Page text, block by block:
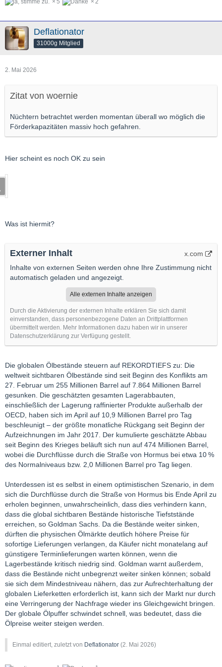
5 2
Deflationator
31000g Mitglied
2. Mai 2026
Zitat von woernie
Nüchtern betrachtet werden momentan überall wo möglich die
Förderkapazitäten massiv hoch gefahren.
Hier scheint es noch OK zu sein
Was ist hiermit?
Externer Inhalt
x.com
Inhalte von externen Seiten werden ohne Ihre Zustimmung nicht
automatisch geladen und angezeigt.
Alle externen Inhalte anzeigen
Durch die Aktivierung der externen Inhalte erklären Sie sich damit
einverstanden, dass personenbezogene Daten an Drittplattformen
übermittelt werden. Mehr Informationen dazu haben wir in unserer
Datenschutzerklärung zur Verfügung gestellt.
Die globalen Ölbestände steuern auf REKORDTIEFS zu: Die
weltweit sichtbaren Ölbestände sind seit Beginn des Konflikts am
27. Februar um 255 Millionen Barrel auf 7.864 Millionen Barrel
gesunken. Die geschätzten gesamten Lagerabbauten,
einschließlich der Lagerung raffinierter Produkte außerhalb der
OECD, haben sich im April auf 10,9 Millionen Barrel pro Tag
beschleunigt – der größte monatliche Rückgang seit Beginn der
Aufzeichnungen im Jahr 2017. Der kumulierte geschätzte Abbau
seit Beginn des Krieges beläuft sich nun auf 474 Millionen Barrel,
wobei die Durchflüsse durch die Straße von Hormus bei etwa 10 %
des Normalniveaus bzw. 2,0 Millionen Barrel pro Tag liegen.
Unterdessen ist es selbst in einem optimistischen Szenario, in dem
sich die Durchflüsse durch die Straße von Hormus bis Ende April zu
erholen beginnen, unwahrscheinlich, dass dies verhindern kann,
dass die global sichtbaren Bestände historische Tiefststände
erreichen, so Goldman Sachs. Da die Bestände weiter sinken,
dürften die physischen Ölmärkte deutlich höhere Preise für
sofortige Lieferungen verlangen, da Käufer nicht monatelang auf
günstigere Terminlieferungen warten können, wenn die
Lagerbestände kritisch niedrig sind. Goldman warnt außerdem,
dass die Bestände nicht unbegrenzt weiter sinken können; sobald
sie sich dem Mindestniveau nähern, das zur Aufrechterhaltung der
globalen Lieferketten erforderlich ist, kann sich der Markt nur durch
eine Verringerung der Nachfrage wieder ins Gleichgewicht bringen.
Der globale Ölpuffer schwindet schnell, was bedeutet, dass die
Ölpreise weiter steigen werden.
Einmal editiert, zuletzt von Deflationator (2. Mai 2026)